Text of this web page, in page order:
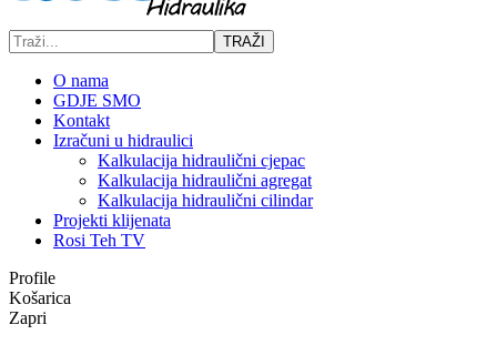
TRAŽI
O nama
GDJE SMO
Kontakt
Izračuni u hidraulici
Kalkulacija hidraulični cjepac
Kalkulacija hidraulični agregat
Kalkulacija hidraulični cilindar
Projekti klijenata
Rosi Teh TV
Profile
Košarica
Zapri